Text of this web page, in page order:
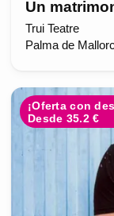
Un
Trui Teatre
Palma de
¡Oferta con
Desde 35.2 €